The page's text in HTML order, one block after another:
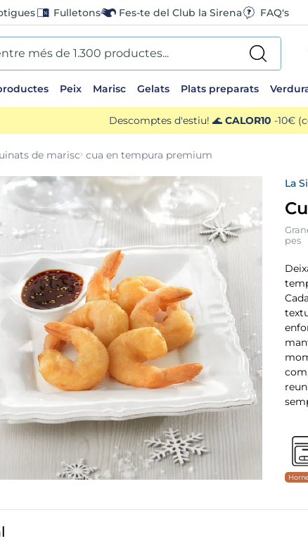
Fulletons Fes-te del Club la Sirena FAQ's
més de 1.300 productes...
Peix Marisc Gelats Plats preparats
Descomptes d'estiu! 🌊 CALOR10 -10€
de marisc cua en tempura premium
La
pes